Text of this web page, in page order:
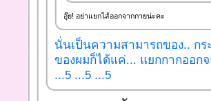
อุ๊ย! อย่าแยกไส้ออกจากกายน่ะคะ
นั่นเป็นความสามารถของ.. กร
ของผมก็ได้แค่... แยกกากออก
...5 ...5 ...5